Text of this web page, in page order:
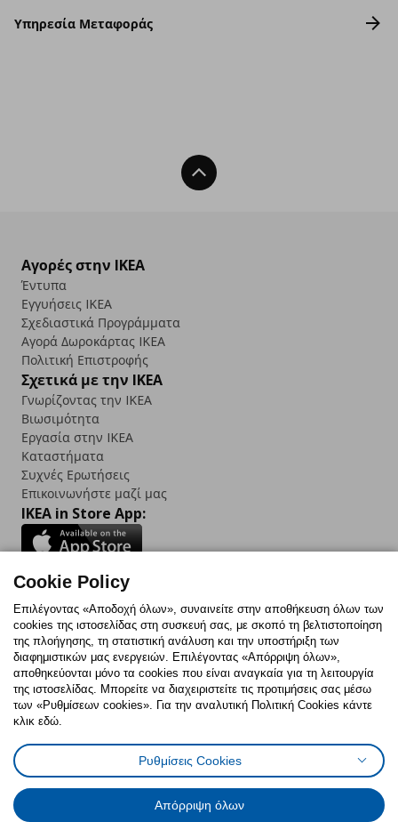
Υπηρεσία Μεταφοράς
Back To Top
Αγορές στην IKEA
Έντυπα
Εγγυήσεις IKEA
Σχεδιαστικά Προγράμματα
Αγορά Δωρoκάρτας IKEA
Πολιτική Επιστροφής
Σχετικά με την IKEA
Γνωρίζοντας την IKEA
Βιωσιμότητα
Εργασία στην IKEA
Καταστήματα
Συχνές Ερωτήσεις
Επικοινωνήστε μαζί μας
IKEA in Store App:
Follow us:
FacebookInstagram
TikTokYoutubePinterestTwitter
Πολιτική CookiesΔήλωση ψηφιακής προσβασιμότητας
Ρυθμίσεις cookiesΌροι Χρήσης
Γενική Πολιτική Προσωπικών Δεδομένων
Πολιτική Προσωπικών Δεδομένων για ΙΚΕΑ.gr
Cookie Policy
Επιλέγοντας «Αποδοχή όλων», συναινείτε στην αποθήκευση όλων των
cookies της ιστοσελίδας στη συσκευή σας, με σκοπό τη βελτιστοποίηση
της πλοήγησης, τη στατιστική ανάλυση και την υποστήριξη των
διαφημιστικών μας ενεργειών. Επιλέγοντας «Απόρριψη όλων»,
αποθηκεύονται μόνο τα cookies που είναι αναγκαία για τη λειτουργία
της ιστοσελίδας. Μπορείτε να διαχειριστείτε τις προτιμήσεις σας μέσω
των «Ρυθμίσεων cookies». Για την αναλυτική Πολιτική Cookies κάντε
κλικ εδώ.
Ρυθμίσεις Cookies
Απόρριψη όλων